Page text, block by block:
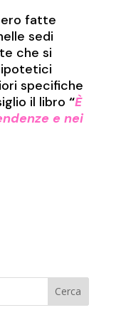
fatte
sedi
che si
specifiche
il libro “È
e nei